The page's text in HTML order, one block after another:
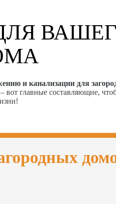
и канализации для
вот главные составляющие,